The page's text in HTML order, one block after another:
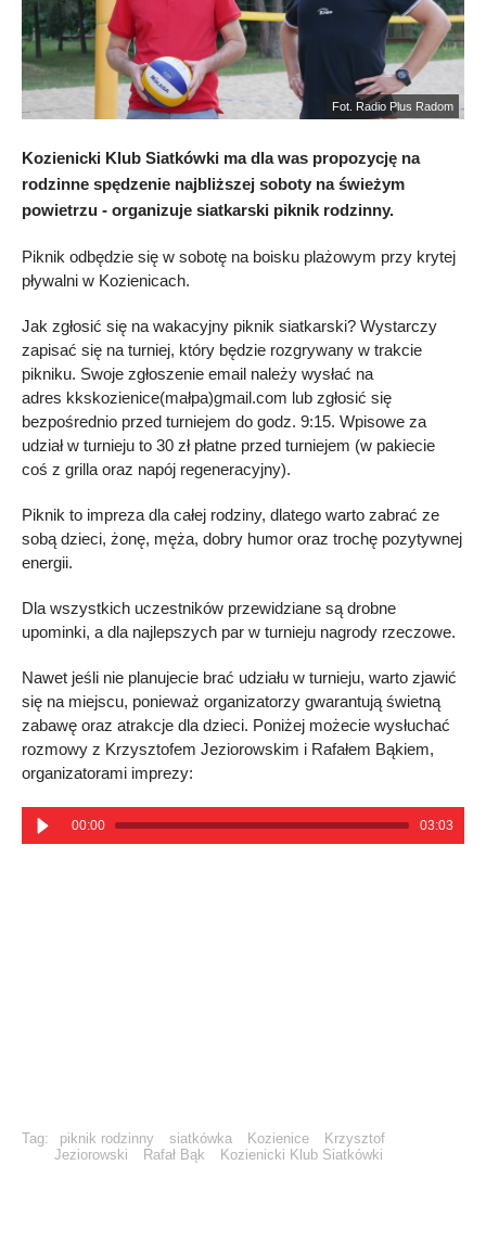
Fot. Radio Plus Radom
Kozienicki Klub Siatkówki ma dla was propozycję na
rodzinne spędzenie najbliższej soboty na świeżym
powietrzu - organizuje siatkarski piknik rodzinny.
Piknik odbędzie się w sobotę na boisku plażowym przy krytej
pływalni w Kozienicach.
Jak zgłosić się na wakacyjny piknik siatkarski? Wystarczy
zapisać się na turniej, który będzie rozgrywany w trakcie
pikniku. Swoje zgłoszenie email należy wysłać na
adres kkskozienice(małpa)gmail.com lub zgłosić się
bezpośrednio przed turniejem do godz. 9:15. Wpisowe za
udział w turnieju to 30 zł płatne przed turniejem (w pakiecie
coś z grilla oraz napój regeneracyjny).
Piknik to impreza dla całej rodziny, dlatego warto zabrać ze
sobą dzieci, żonę, męża, dobry humor oraz trochę pozytywnej
energii.
Dla wszystkich uczestników przewidziane są drobne
upominki, a dla najlepszych par w turnieju nagrody rzeczowe.
Nawet jeśli nie planujecie brać udziału w turnieju, warto zjawić
się na miejscu, ponieważ organizatorzy gwarantują świetną
zabawę oraz atrakcje dla dzieci. Poniżej możecie wysłuchać
rozmowy z Krzysztofem Jeziorowskim i Rafałem Bąkiem,
organizatorami imprezy:
00:00 03:03
Tag: piknik rodzinny siatkówka Kozienice
Krzysztof
Jeziorowski
Rafał Bąk Kozienicki Klub Siatkówki